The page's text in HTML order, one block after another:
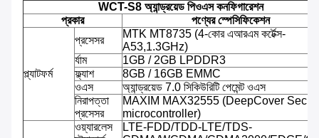
WCT-S8 অ্যান্ড্রয়েড পিওএস কনফিগারেশন
প্রকার
পণ্যের স্পেসিফিকেশন
প্ল্যাটফর্ম
প্রসেসর
MTK MT8735 (4-কোর এআরএম কর্টেক্স-
A53,1.3GHz)
র্যাম
1GB / 2GB LPDDR3
ফ্ল্যাশ
8GB / 16GB EMMC
ওএস
অ্যান্ড্রয়েড 7.0 সিকিউরিটি পেমেন্ট ওএস
নিরাপত্তা
প্রসেসর
MAXIM MAX32555 (DeepCover
microcontroller)
ওয়্যারলেস
LTE-FDD/TDD-LTE/TDS-